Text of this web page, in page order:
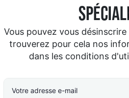
Vous pouvez vous
trouverez pour cela nos
dans les conditions